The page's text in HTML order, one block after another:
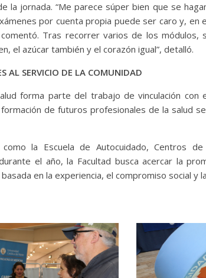
la jornada. “Me parece súper bien que se
por cuenta propia puede ser caro y, en
Tras recorrer varios de los módulos,
el azúcar también y el corazón igual”, detalló.
AL SERVICIO DE LA COMUNIDAD
forma parte del trabajo de vinculación con
formación de futuros profesionales de la salud
la Escuela de Autocuidado, Centros
el año, la Facultad busca acercar la
en la experiencia, el compromiso social y